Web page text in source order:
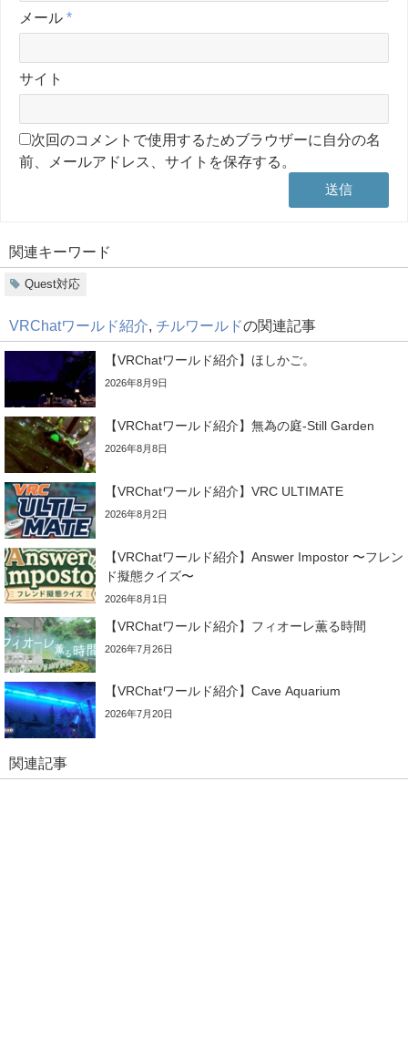
メール *
サイト
次回のコメントで使用するためブラウザーに自分の名
前、メールアドレス、サイトを保存する。
関連キーワード
Quest対応
VRChatワールド紹介 チルワールドの関連記事
【VRChatワールド紹介】ほしかご。
2026年8月9日
【VRChatワールド紹介】無為の庭-Still Garden
2026年8月8日
【VRChatワールド紹介】VRC ULTIMATE
2026年8月2日
【VRChatワールド紹介】Answer Impostor 〜フレン
ド擬態クイズ〜
2026年8月1日
【VRChatワールド紹介】フィオーレ薫る時間
2026年7月26日
【VRChatワールド紹介】Cave Aquarium
2026年7月20日
関連記事